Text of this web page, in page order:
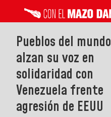
Pueblos del mundo
alzan su voz en
solidaridad con
Venezuela frente
agresión de EEUU